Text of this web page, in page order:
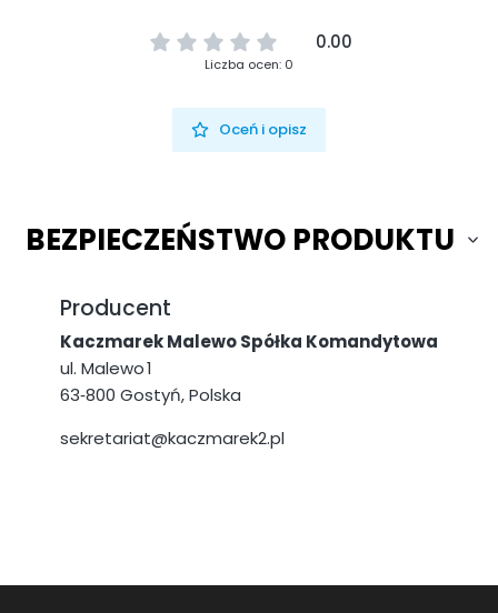
0.00
Liczba ocen: 0
Oceń i opisz
BEZPIECZEŃSTWO PRODUKTU
Producent
Kaczmarek Malewo Spółka Komandytowa
ul. Malewo 1
63‑800 Gostyń, Polska
sekretariat@kaczmarek2.pl